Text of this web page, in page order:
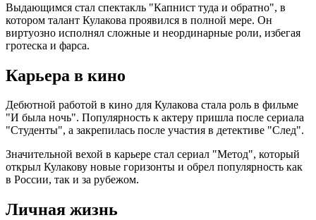
Выдающимся стал спектакль "Капнист туда и обратно", в
котором талант Кулакова проявился в полной мере. Он
виртуозно исполнял сложные и неординарные роли, избегая
гротеска и фарса.
Карьера в кино
Дебютной работой в кино для Кулакова стала роль в фильме
"И была ночь". Популярность к актеру пришла после сериала
"Студенты", а закрепилась после участия в детективе "След".
Значительной вехой в карьере стал сериал "Метод", который
открыл Кулакову новые горизонты и обрел популярность как
в России, так и за рубежом.
Личная жизнь